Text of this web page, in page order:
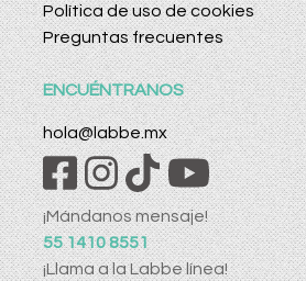
Política de uso de cookies
Preguntas frecuentes
ENCUÉNTRANOS
hola@labbe.mx
¡Mándanos mensaje!
55 1410 8551
¡Llama a la Labbe línea!